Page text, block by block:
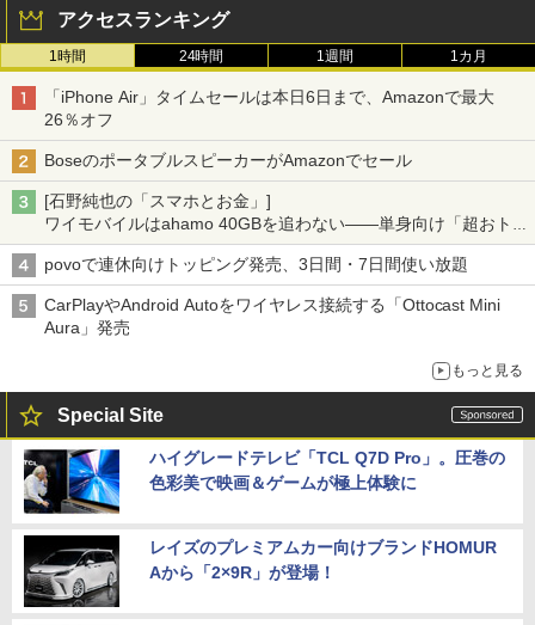
アクセスランキング
1時間 24時間 1週間 1カ月
「iPhone Air」タイムセールは本日6日まで、Amazonで最大
26％オフ
BoseのポータブルスピーカーがAmazonでセール
[石野純也の「スマホとお金」]
ワイモバイルはahamo 40GBを追わない――単身向け「超おトク
割」の安さと1年限定の注意点
povoで連休向けトッピング発売、3日間・7日間使い放題
CarPlayやAndroid Autoをワイヤレス接続する「Ottocast Mini
Aura」発売
もっと見る
Special Site
ハイグレードテレビ「TCL Q7D Pro」。圧巻の
色彩美で映画＆ゲームが極上体験に
レイズのプレミアムカー向けブランドHOMUR
Aから「2×9R」が登場！